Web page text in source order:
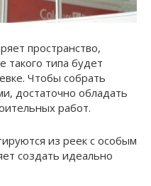
пространство,
такого типа будет
Чтобы собрать
достаточно обладать
работ.
из реек с особым
создать идеально